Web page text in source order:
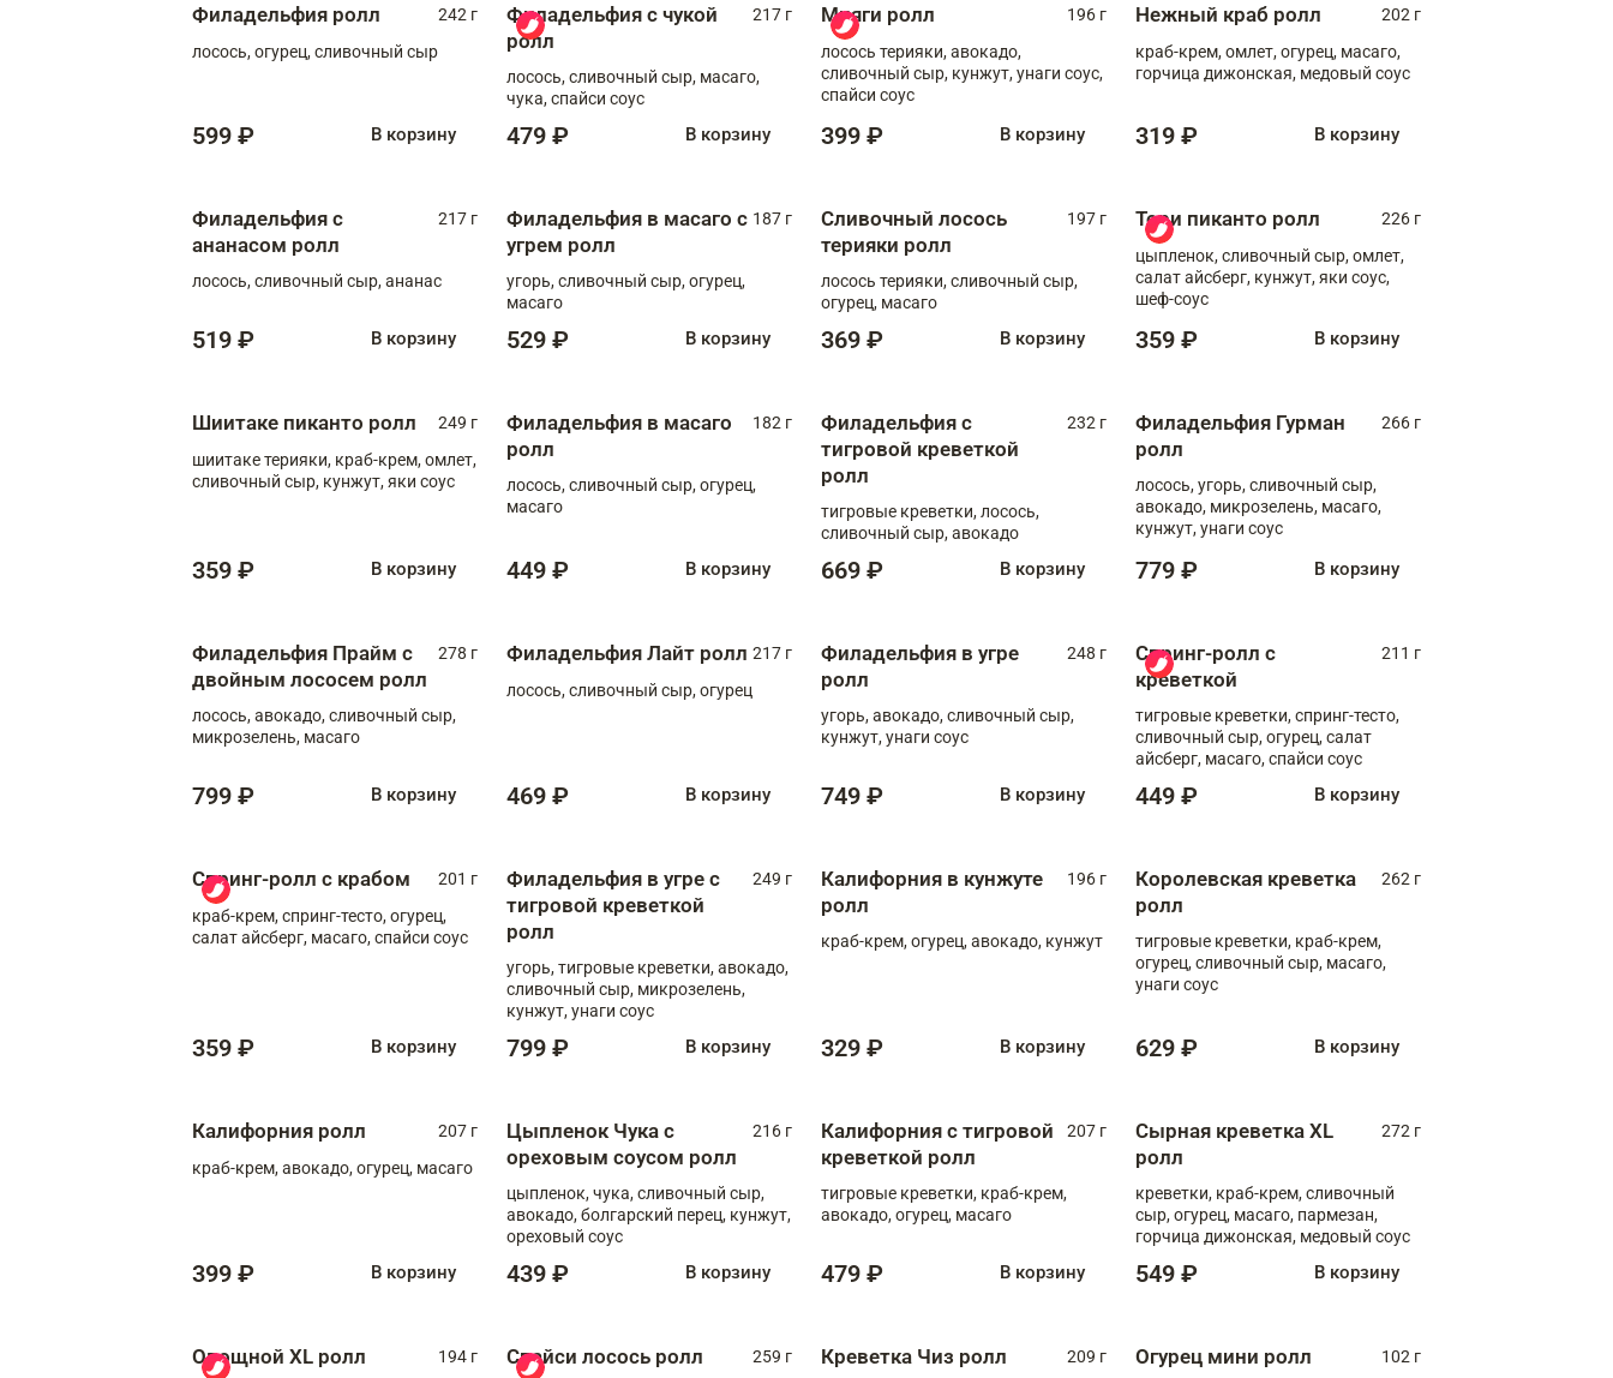
Филадельфия ролл
242 г
лосось, огурец, сливочный сыр
599 ₽ В корзину
Филадельфия с чукой
ролл
217 г
лосось, сливочный сыр, масаго,
чука, спайси соус
479 ₽ В корзину
Мияги ролл
196 г
лосось терияки, авокадо,
сливочный сыр, кунжут, унаги соус,
спайси соус
399 ₽ В корзину
Нежный краб ролл
202 г
краб-крем, омлет, огурец, масаго,
горчица дижонская, медовый соус
319 ₽ В корзину
Филадельфия с
ананасом ролл
217 г
лосось, сливочный сыр, ананас
519 ₽ В корзину
Филадельфия в масаго с
угрем ролл
187 г
угорь, сливочный сыр, огурец,
масаго
529 ₽ В корзину
Сливочный лосось
терияки ролл
197 г
лосось терияки, сливочный сыр,
огурец, масаго
369 ₽ В корзину
Тори пиканто ролл
226 г
цыпленок, сливочный сыр, омлет,
салат айсберг, кунжут, яки соус,
шеф-соус
359 ₽ В корзину
Шиитаке пиканто ролл
249 г
шиитаке терияки, краб-крем, омлет,
сливочный сыр, кунжут, яки соус
359 ₽ В корзину
Филадельфия в масаго
ролл
182 г
лосось, сливочный сыр, огурец,
масаго
449 ₽ В корзину
Филадельфия с
тигровой креветкой
ролл
232 г
тигровые креветки, лосось,
сливочный сыр, авокадо
669 ₽ В корзину
Филадельфия Гурман
ролл
266 г
лосось, угорь, сливочный сыр,
авокадо, микрозелень, масаго,
кунжут, унаги соус
779 ₽ В корзину
Филадельфия Прайм с
двойным лососем ролл
278 г
лосось, авокадо, сливочный сыр,
микрозелень, масаго
799 ₽ В корзину
Филадельфия Лайт ролл 217 г
лосось, сливочный сыр, огурец
469 ₽ В корзину
Филадельфия в угре
ролл
248 г
угорь, авокадо, сливочный сыр,
кунжут, унаги соус
749 ₽ В корзину
Спринг-ролл с
креветкой
211 г
тигровые креветки, спринг-тесто,
сливочный сыр, огурец, салат
айсберг, масаго, спайси соус
449 ₽ В корзину
Спринг-ролл с крабом
201 г
краб-крем, спринг-тесто, огурец,
салат айсберг, масаго, спайси соус
359 ₽ В корзину
Филадельфия в угре с
тигровой креветкой
ролл
249 г
угорь, тигровые креветки, авокадо,
сливочный сыр, микрозелень,
кунжут, унаги соус
799 ₽ В корзину
Калифорния в кунжуте
ролл
196 г
краб-крем, огурец, авокадо, кунжут
329 ₽ В корзину
Королевская креветка
ролл
262 г
тигровые креветки, краб-крем,
огурец, сливочный сыр, масаго,
унаги соус
629 ₽ В корзину
Калифорния ролл
207 г
краб-крем, авокадо, огурец, масаго
399 ₽ В корзину
Цыпленок Чука с
ореховым соусом ролл
216 г
цыпленок, чука, сливочный сыр,
авокадо, болгарский перец, кунжут,
ореховый соус
439 ₽ В корзину
Калифорния с тигровой
креветкой ролл
207 г
тигровые креветки, краб-крем,
авокадо, огурец, масаго
479 ₽ В корзину
Сырная креветка XL
ролл
272 г
креветки, краб-крем, сливочный
сыр, огурец, масаго, пармезан,
горчица дижонская, медовый соус
549 ₽ В корзину
Овощной XL ролл 194 г Спайси лосось ролл 259 г Креветка Чиз ролл 209 г Огурец мини ролл 102 г